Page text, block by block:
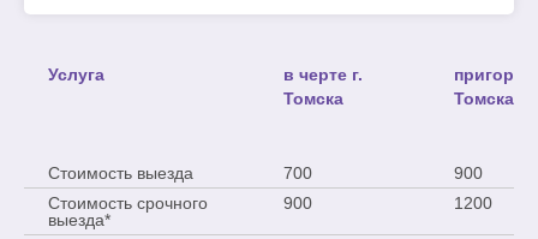
Услуга
в черте г.
Томска
пригород
Томска
Стоимость выезда 700
900
Стоимость срочного
выезда*
900 1200